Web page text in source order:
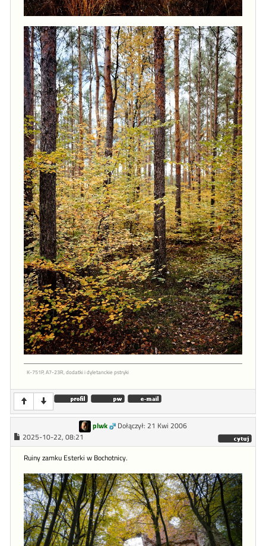
K-751P, A7-23R, dodatki i dyletanckie pstryki
plwk
Dołączył: 21 Kwi 2006
2025-10-22, 08:21
Ruiny zamku Esterki w Bochotnicy.